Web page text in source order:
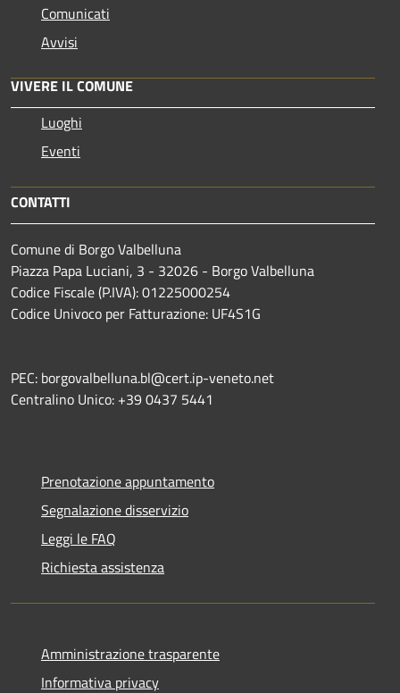
Comunicati
Avvisi
VIVERE IL COMUNE
Luoghi
Eventi
CONTATTI
Comune di Borgo Valbelluna
Piazza Papa Luciani, 3 - 32026 - Borgo Valbelluna
Codice Fiscale (P.IVA): 01225000254
Codice Univoco per Fatturazione: UF4S1G
PEC: borgovalbelluna.bl@cert.ip-veneto.net
Centralino Unico: +39 0437 5441
Prenotazione appuntamento
Segnalazione disservizio
Leggi le FAQ
Richiesta assistenza
Amministrazione trasparente
Informativa privacy